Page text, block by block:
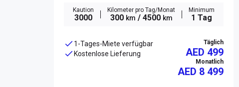
Kaution
3000
Kilometer pro Tag/Monat
300 km / 4500 km
Minimum
1 Tag
1-Tages-Miete verfügbar
Kostenlose Lieferung
Täglich
AED 499
Monatlich
AED 8 499